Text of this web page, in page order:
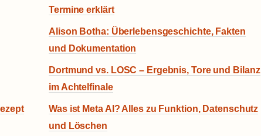
Termine erklärt
Alison Botha: Überlebensgeschichte, Fakten
und Dokumentation
Dortmund vs. LOSC – Ergebnis, Tore und Bilanz
im Achtelfinale
Was ist Meta AI? Alles zu Funktion, Datenschutz
und Löschen